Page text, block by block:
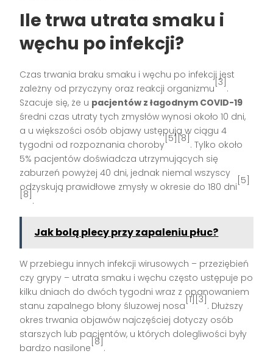
Ile trwa utrata smaku i
węchu po infekcji?
Czas trwania braku smaku i węchu po infekcji jest
zależny od przyczyny oraz reakcji organizmu
[3]
.
Szacuje się, że u pacjentów z łagodnym COVID-19
średni czas utraty tych zmysłów wynosi około 10 dni,
a u większości osób objawy ustępują w ciągu 4
tygodni od rozpoznania choroby
[5][8]
. Tylko około
5% pacjentów doświadcza utrzymujących się
zaburzeń powyżej 40 dni, jednak niemal wszyscy
odzyskują prawidłowe zmysły w okresie do 180 dni
[5]
[8]
.
Jak bolą plecy przy zapaleniu płuc?
W przebiegu innych infekcji wirusowych – przeziębień
czy grypy – utrata smaku i węchu często ustępuje po
kilku dniach do dwóch tygodni wraz z opanowaniem
stanu zapalnego błony śluzowej nosa
[1][3]
. Dłuższy
okres trwania objawów najczęściej dotyczy osób
starszych lub pacjentów, u których dolegliwości były
bardzo nasilone
[8]
.